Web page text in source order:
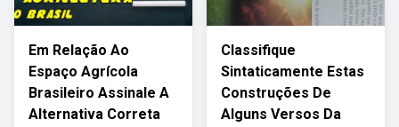
Em Relação Ao
Espaço Agrícola
Brasileiro Assinale A
Alternativa Correta
Classifique
Sintaticamente Estas
Construções De
Alguns Versos Da